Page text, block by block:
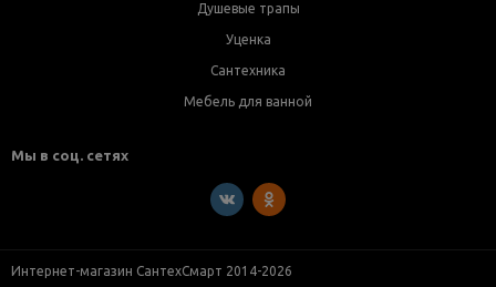
Душевые трапы
Уценка
Сантехника
Мебель для ванной
Мы в соц. сетях
Интернет-магазин СантехСмарт 2014-2026